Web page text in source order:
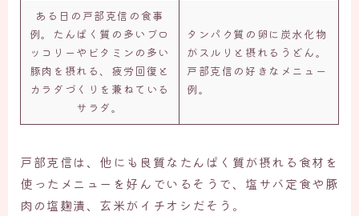
ある日の戸部克信の食事
例。たんぱく質の多いブロ
ッコリーやビタミンの多い
豚肉を摂れる、疲労回復と
カラダづくりを兼ねている
サラダ。
タンパク質の卵に炭水化物
がスルリと摂れるうどん。
戸部克信の好きなメニュー
例。
戸部克信は、他にも良質なたんぱく質が摂れる食材を
使ったメニューを好んでいるそうで、塩サバ定食や豚
肉の塩麹漬、玄米がイチオシだそう。